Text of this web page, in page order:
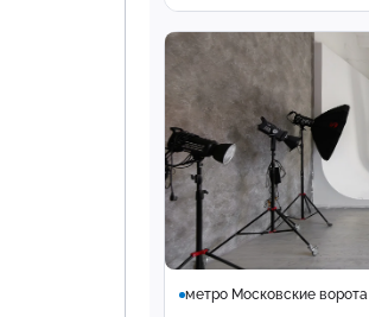
метро Московские ворота